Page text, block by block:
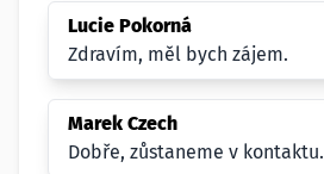
Lucie Pokorná
Zdravím, měl bych zájem.
Marek Czech
Dobře, zůstaneme v kontaktu.